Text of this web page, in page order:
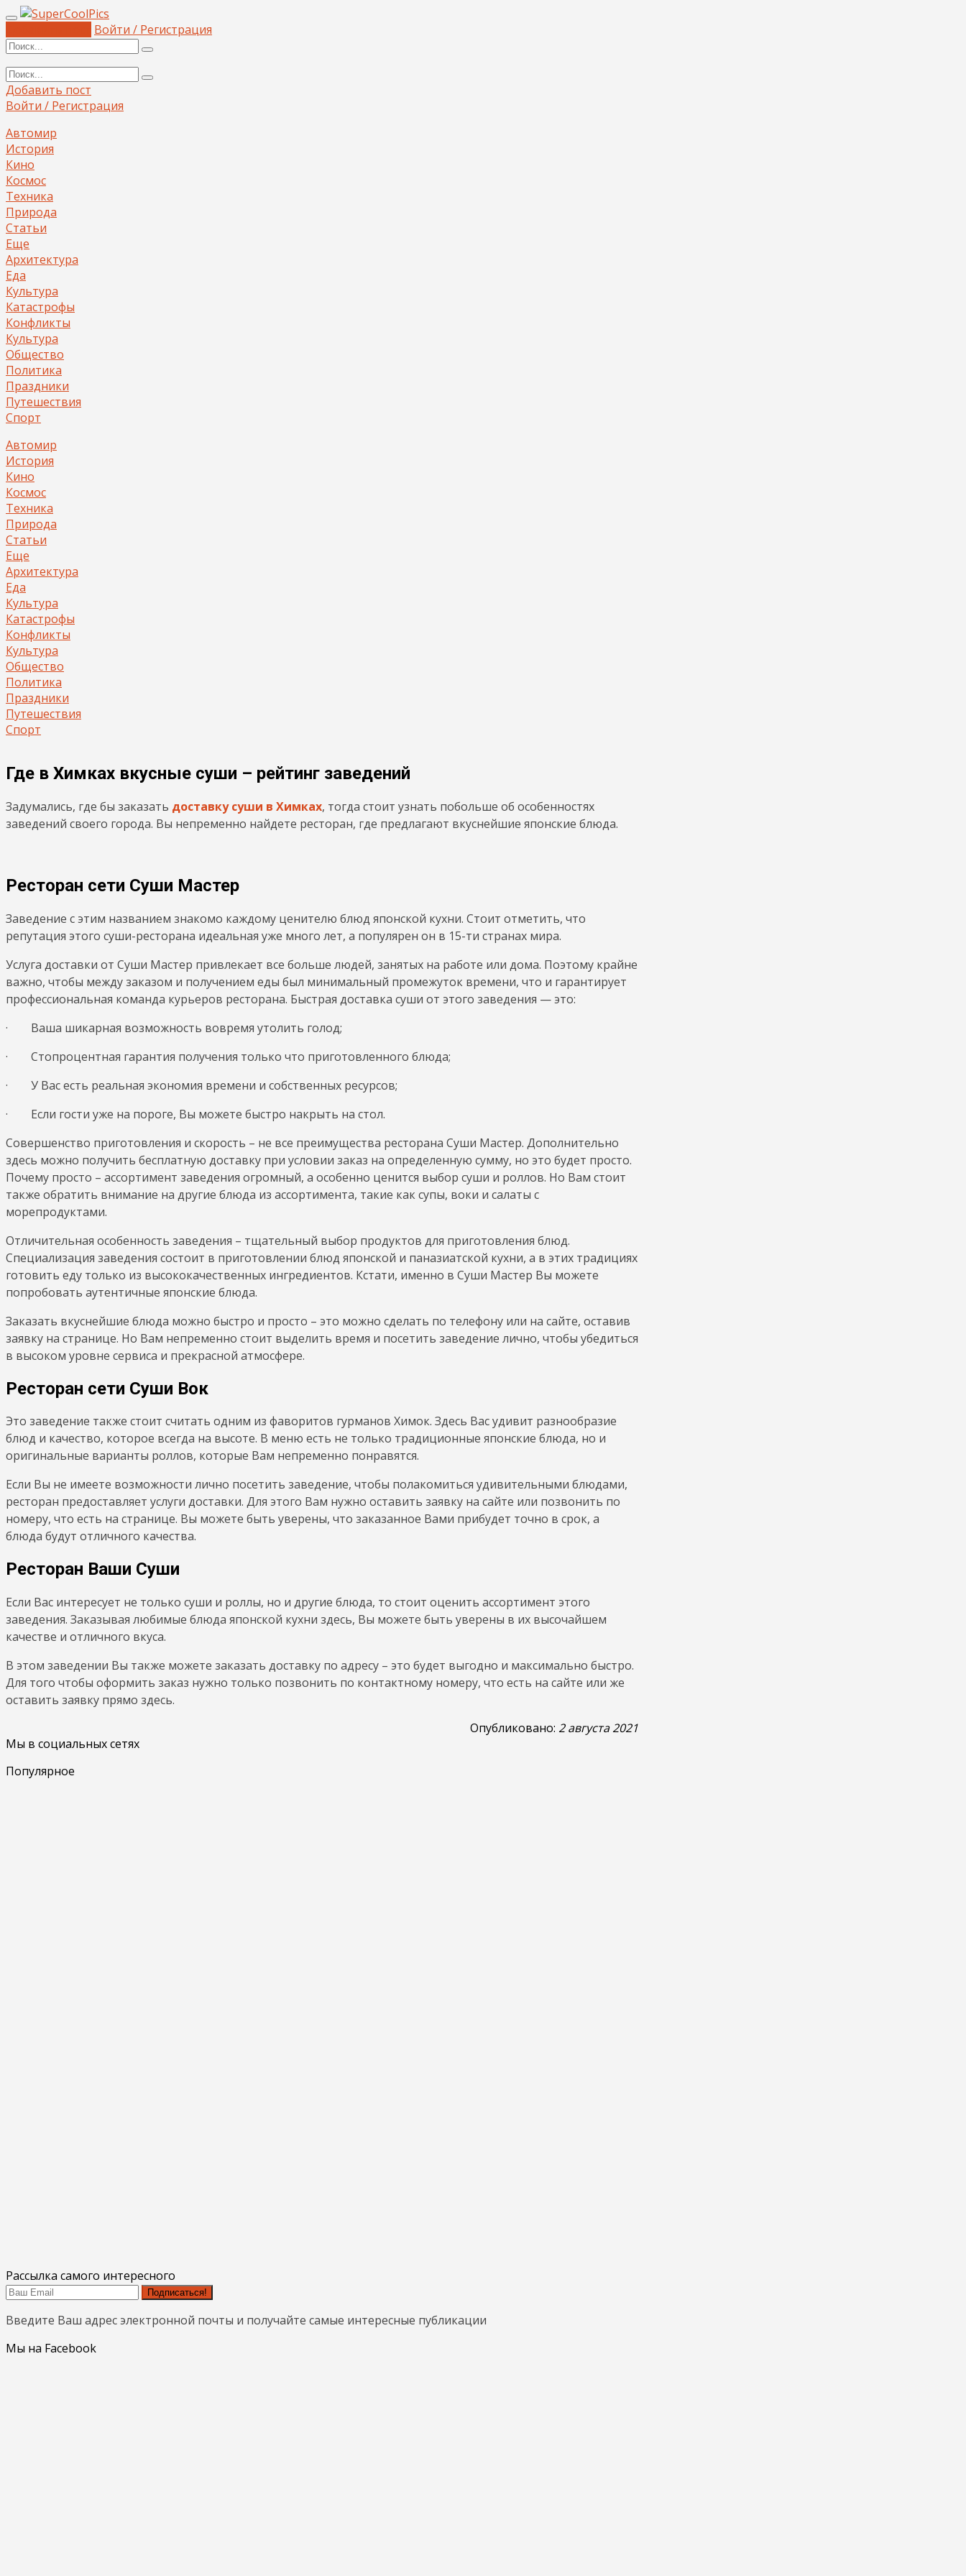
Войти / Регистрация
Добавить пост
Войти / Регистрация
Автомир
История
Кино
Космос
Техника
Природа
Статьи
Еще
Архитектура
Еда
Культура
Катастрофы
Конфликты
Культура
Общество
Политика
Праздники
Путешествия
Спорт
Автомир
История
Кино
Космос
Техника
Природа
Статьи
Еще
Архитектура
Еда
Культура
Катастрофы
Конфликты
Культура
Общество
Политика
Праздники
Путешествия
Спорт
Где в Химках вкусные суши – рейтинг заведений
Задумались, где бы заказать доставку суши в Химках, тогда стоит узнать побольше об особенностях
заведений своего города. Вы непременно найдете ресторан, где предлагают вкуснейшие японские блюда.
Ресторан сети Суши Мастер
Заведение с этим названием знакомо каждому ценителю блюд японской кухни. Стоит отметить, что
репутация этого суши-ресторана идеальная уже много лет, а популярен он в 15-ти странах мира.
Услуга доставки от Суши Мастер привлекает все больше людей, занятых на работе или дома. Поэтому крайне
важно, чтобы между заказом и получением еды был минимальный промежуток времени, что и гарантирует
профессиональная команда курьеров ресторана. Быстрая доставка суши от этого заведения — это:
· Ваша шикарная возможность вовремя утолить голод;
· Стопроцентная гарантия получения только что приготовленного блюда;
· У Вас есть реальная экономия времени и собственных ресурсов;
· Если гости уже на пороге, Вы можете быстро накрыть на стол.
Совершенство приготовления и скорость – не все преимущества ресторана Суши Мастер. Дополнительно
здесь можно получить бесплатную доставку при условии заказ на определенную сумму, но это будет просто.
Почему просто – ассортимент заведения огромный, а особенно ценится выбор суши и роллов. Но Вам стоит
также обратить внимание на другие блюда из ассортимента, такие как супы, воки и салаты с
морепродуктами.
Отличительная особенность заведения – тщательный выбор продуктов для приготовления блюд.
Специализация заведения состоит в приготовлении блюд японской и паназиатской кухни, а в этих традициях
готовить еду только из высококачественных ингредиентов. Кстати, именно в Суши Мастер Вы можете
попробовать аутентичные японские блюда.
Заказать вкуснейшие блюда можно быстро и просто – это можно сделать по телефону или на сайте, оставив
заявку на странице. Но Вам непременно стоит выделить время и посетить заведение лично, чтобы убедиться
в высоком уровне сервиса и прекрасной атмосфере.
Ресторан сети Суши Вок
Это заведение также стоит считать одним из фаворитов гурманов Химок. Здесь Вас удивит разнообразие
блюд и качество, которое всегда на высоте. В меню есть не только традиционные японские блюда, но и
оригинальные варианты роллов, которые Вам непременно понравятся.
Если Вы не имеете возможности лично посетить заведение, чтобы полакомиться удивительными блюдами,
ресторан предоставляет услуги доставки. Для этого Вам нужно оставить заявку на сайте или позвонить по
номеру, что есть на странице. Вы можете быть уверены, что заказанное Вами прибудет точно в срок, а
блюда будут отличного качества.
Ресторан Ваши Суши
Если Вас интересует не только суши и роллы, но и другие блюда, то стоит оценить ассортимент этого
заведения. Заказывая любимые блюда японской кухни здесь, Вы можете быть уверены в их высочайшем
качестве и отличного вкуса.
В этом заведении Вы также можете заказать доставку по адресу – это будет выгодно и максимально быстро.
Для того чтобы оформить заказ нужно только позвонить по контактному номеру, что есть на сайте или же
оставить заявку прямо здесь.
Опубликовано: 2 августа 2021
Мы в социальных сетях
Популярное
Рассылка самого интересного
Подписаться!
Введите Ваш адрес электронной почты и получайте самые интересные публикации
Мы на Facebook